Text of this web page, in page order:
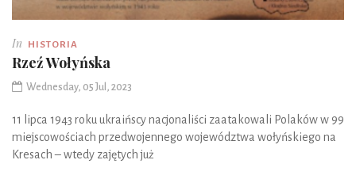
In HISTORIA
Rzeź Wołyńska
Wednesday, 05 Jul, 2023
11 lipca 1943 roku ukraińscy nacjonaliści zaatakowali Polaków w 99
miejscowościach przedwojennego województwa wołyńskiego na
Kresach – wtedy zajętych już